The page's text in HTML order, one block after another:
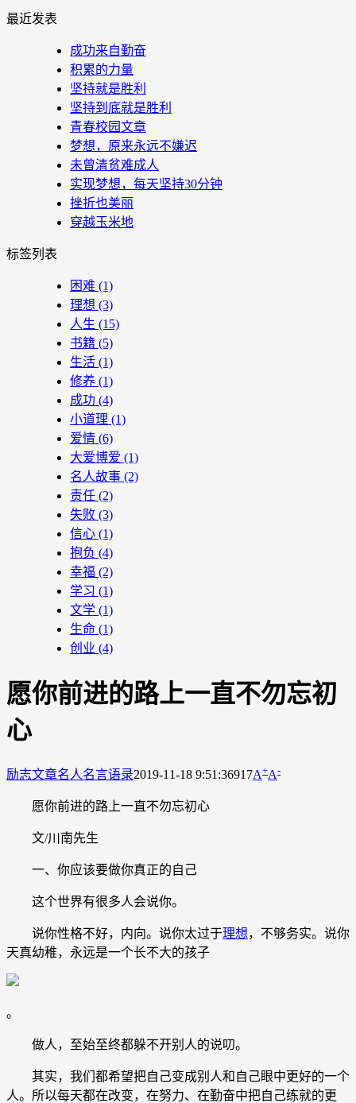
最近发表
成功来自勤奋
积累的力量
坚持就是胜利
坚持到底就是胜利
青春校园文章
梦想，原来永远不嫌迟
未曾清贫难成人
实现梦想，每天坚持30分钟
挫折也美丽
穿越玉米地
标签列表
困难 (1)
理想 (3)
人生 (15)
书籍 (5)
生活 (1)
修养 (1)
成功 (4)
小道理 (1)
爱情 (6)
大爱博爱 (1)
名人故事 (2)
责任 (2)
失败 (3)
信心 (1)
抱负 (4)
幸福 (2)
学习 (1)
文学 (1)
生命 (1)
创业 (4)
愿你前进的路上一直不勿忘初
心
励志文章名人名言语录2019-11-18 9:51:36917A+A-
愿你前进的路上一直不勿忘初心
文/川南先生
一、你应该要做你真正的自己
这个世界有很多人会说你。
说你性格不好，内向。说你太过于理想，不够务实。说你
天真幼稚，永远是一个长不大的孩子
。
做人，至始至终都躲不开别人的说叨。
其实，我们都希望把自己变成别人和自己眼中更好的一个
人。所以每天都在改变，在努力、在勤奋中把自己练就的更